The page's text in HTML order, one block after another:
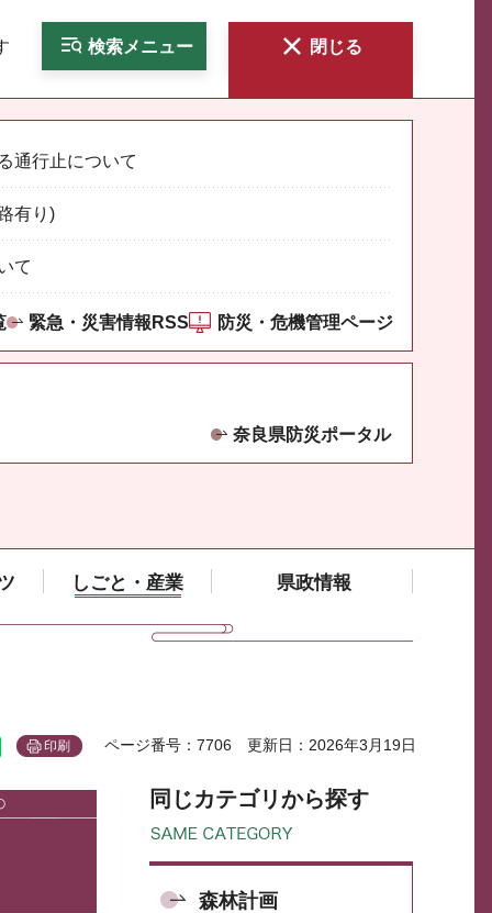
検索メニュー 閉じる
通行止について
有り)
て
緊急・災害情報RSS 防災・危機管理ページ
奈良県防災ポータル
しごと・産業 県政情報
印刷 ページ番号：7706 更新日：2026年3月19日
同じカテゴリから探す
森林計画